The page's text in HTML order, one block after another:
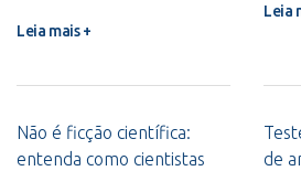
Leia mais +
Leia
Não é ficção científica:
entenda como cientistas
de